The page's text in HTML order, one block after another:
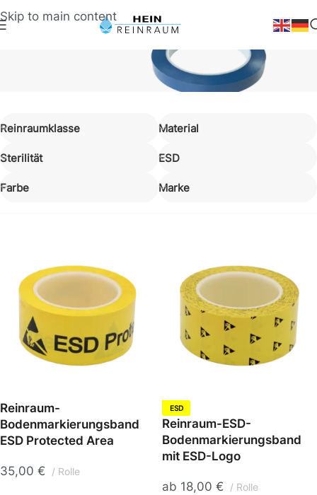
Skip to main content
Einrichtung
Reinraumklasse Material
Sterilität ESD
Farbe Marke
Reinraum-
Bodenmarkierungsband
ESD Protected Area
35,00 € Rolle
ESD
Reinraum-ESD-
Bodenmarkierungsband
mit ESD-Logo
ab 18,00 € Rolle